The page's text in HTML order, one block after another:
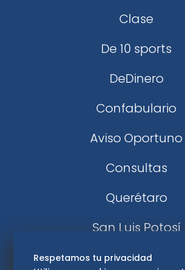
Clase
De 10 sports
DeDinero
Confabulario
Aviso Oportuno
Consultas
Querétaro
San Luis Potosí
Edomex
Respetamos tu privacidad